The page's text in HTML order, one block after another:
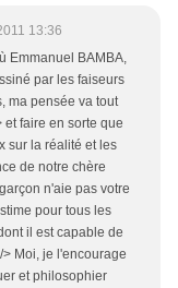
13:36
Emmanuel BAMBA,
par les faiseurs
ma pensée va tout
faire en sorte que
sur la réalité et les
de notre chère
n'aie pas votre
pour tous les
il est capable de
Moi, je l'encourage
et philosophier